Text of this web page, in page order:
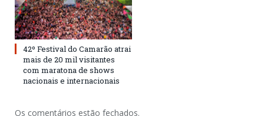
42º Festival do Camarão atrai
mais de 20 mil visitantes
com maratona de shows
nacionais e internacionais
Os comentários estão fechados.